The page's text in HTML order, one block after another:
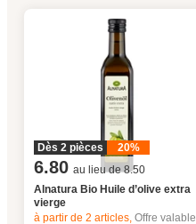
Dès 2 pièces 20%
6.80 au lieu de 8.50
Alnatura Bio Huile d’olive extra
vierge
à partir de 2articles,Offre valable du 6.8 au 12.8.2026, jusqu’à épuisement du stock.